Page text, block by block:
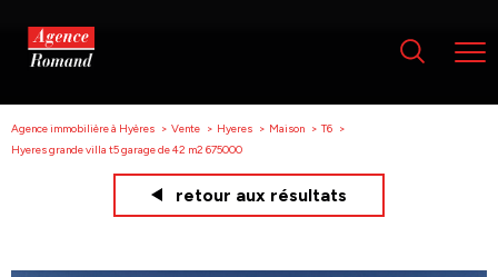
Agence immobilière à Hyères Vente Hyeres Maison
T6
Hyeres grande villa t5 garage de 42 m2 675000
retour aux résultats